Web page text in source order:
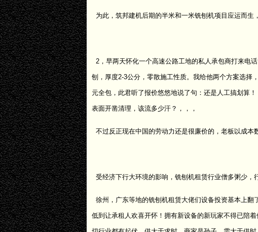
为此，筑邦建机后期的半米和一米铣刨机项目应运而生
2，早两天怀化一个高速公路工地的私人承包商打来电
刨，厚度2-3公分，零散施工性质。我给他两个方案选择
元全包，此君听了报价悠悠地说了句：还是人工搞划算！
表面开凿清理，该流多少汗？，，，
不过反正现在中国的劳动力还是很廉价的，老板以成本
受经济下行大环境的影响，铣刨机租赁行业僧多粥少，
徐州，广东等地的铣刨机租赁大佬们设备投资基本上
低到让承租人欢喜开怀！拥有新设备的新玩家不得已陪